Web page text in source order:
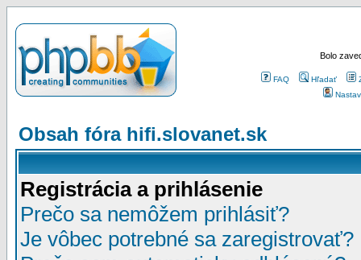
Bolo
FAQ Hľadať
Obsah fóra hifi.slovanet.sk
Registrácia a prihlásenie
Prečo sa nemôžem prihlásiť?
Je vôbec potrebné sa zaregistrovať?